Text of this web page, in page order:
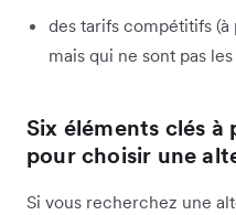
des tarifs compétitifs (à
mais qui ne sont pas
Six éléments clés
pour choisir une
Si vous recherchez une